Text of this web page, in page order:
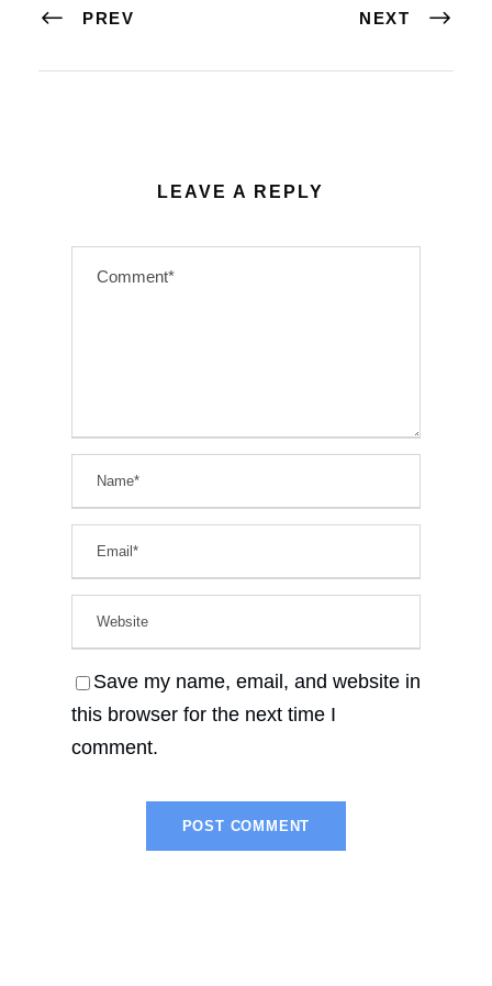
PREV NEXT
LEAVE A REPLY
Save my name, email, and website in
this browser for the next time I
comment.